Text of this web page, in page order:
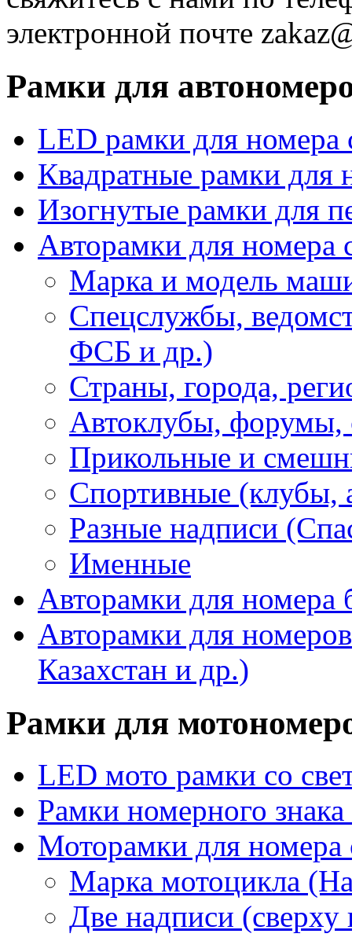
электронной почте
Рамки для
LED рамки для номера
Квадратные рамки
Изогнутые рамки для
Авторамки для номера
Марка и модель
Спецслужбы,
ФСБ и др.)
Страны, города,
Автоклубы, форумы,
Прикольные и
Спортивные (клубы,
Разные надписи
Именные
Авторамки для номера
Авторамки для
Казахстан и др.)
Рамки для
LED мото рамки со
Рамки номерного
Моторамки для номера
Марка мотоцикла
Две надписи (сверху